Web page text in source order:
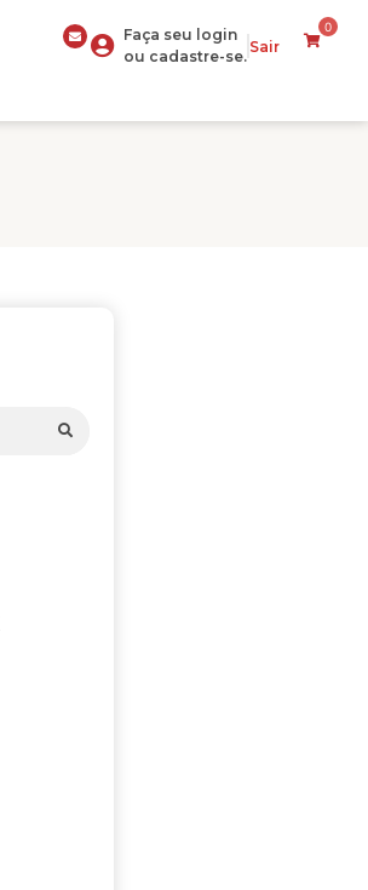
Faça seu login
ou cadastre-se.
Sair
0